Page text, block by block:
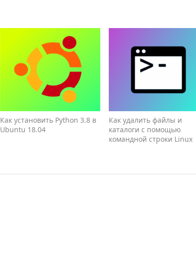
Как установить Python 3.8 в
Ubuntu 18.04
Как удалить файлы и
каталоги с помощью
командной строки Linux